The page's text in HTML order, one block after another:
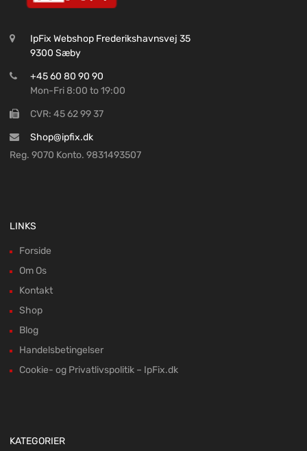
IpFix Webshop Frederikshavnsvej 35
9300 Sæby
+45 60 80 90 90
Mon-Fri 8:00 to 19:00
CVR: 45 62 99 37
Shop@ipfix.dk
Reg. 9070 Konto. 9831493507
LINKS
Forside
Om Os
Kontakt
Shop
Blog
Handelsbetingelser
Cookie- og Privatlivspolitik – IpFix.dk
KATEGORIER